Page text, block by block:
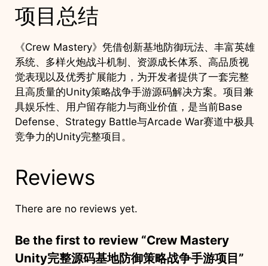
项目总结
《Crew Mastery》凭借创新基地防御玩法、丰富英雄
系统、多样火炮战斗机制、资源成长体系、高品质视
觉表现以及优秀扩展能力，为开发者提供了一套完整
且高质量的Unity策略战争手游源码解决方案。项目兼
具娱乐性、用户留存能力与商业价值，是当前Base
Defense、Strategy Battle与Arcade War赛道中极具
竞争力的Unity完整项目。
Reviews
There are no reviews yet.
Be the first to review “Crew Mastery
Unity完整源码基地防御策略战争手游项目”